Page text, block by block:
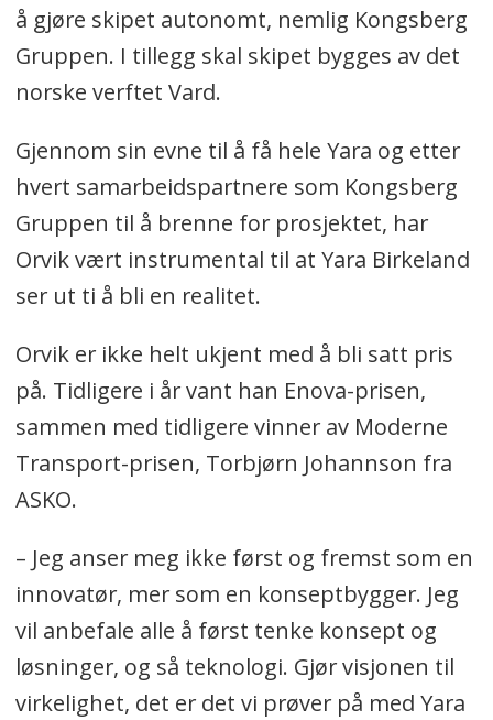
å gjøre skipet autonomt, nemlig Kongsberg
Gruppen. I tillegg skal skipet bygges av det
norske verftet Vard.
Gjennom sin evne til å få hele Yara og etter
hvert samarbeidspartnere som Kongsberg
Gruppen til å brenne for prosjektet, har
Orvik vært instrumental til at Yara Birkeland
ser ut ti å bli en realitet.
Orvik er ikke helt ukjent med å bli satt pris
på. Tidligere i år vant han Enova-prisen,
sammen med tidligere vinner av Moderne
Transport-prisen, Torbjørn Johannson fra
ASKO.
– Jeg anser meg ikke først og fremst som en
innovatør, mer som en konseptbygger. Jeg
vil anbefale alle å først tenke konsept og
løsninger, og så teknologi. Gjør visjonen til
virkelighet, det er det vi prøver på med Yara